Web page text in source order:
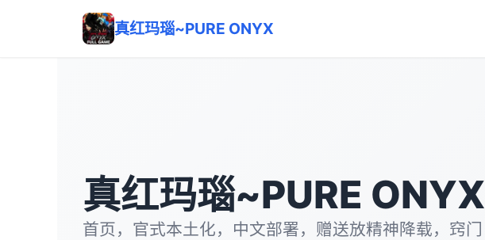
真红玛瑙~PURE ONYX
真红玛瑙~PURE ONYX
首页，官式本土化，中文部署，赠送放精神降载，窍门